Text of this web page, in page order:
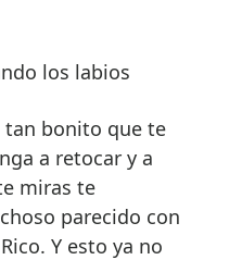
los labios
tan bonito que te
a retocar y a
miras te
parecido con
Y esto ya no